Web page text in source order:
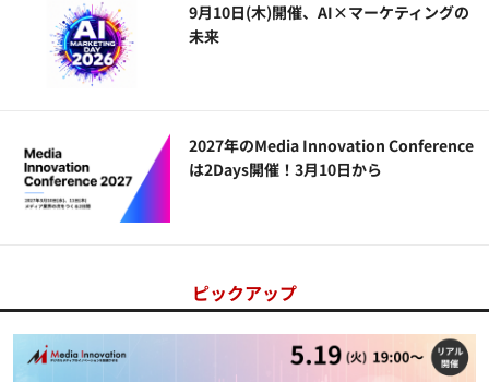
9月10日(木)開催、AI×マーケティングの
未来
2027年のMedia Innovation Conference
は2Days開催！3月10日から
ピックアップ